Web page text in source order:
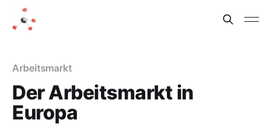
Arbeitsmarkt
Der Arbeitsmarkt in
Europa